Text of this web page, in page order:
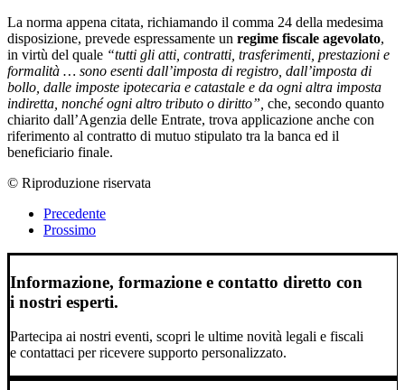
La norma appena citata, richiamando il comma 24 della medesima
disposizione, prevede espressamente un regime fiscale agevolato,
in virtù del quale “tutti gli atti, contratti, trasferimenti, prestazioni e
formalità … sono esenti dall’imposta di registro, dall’imposta di
bollo, dalle imposte ipotecaria e catastale e da ogni altra imposta
indiretta, nonché ogni altro tributo o diritto”, che, secondo quanto
chiarito dall’Agenzia delle Entrate, trova applicazione anche con
riferimento al contratto di mutuo stipulato tra la banca ed il
beneficiario finale.
© Riproduzione riservata
Precedente
Prossimo
Informazione, formazione e contatto diretto con
i nostri esperti.
Partecipa ai nostri eventi, scopri le ultime novità legali e fiscali
e contattaci per ricevere supporto personalizzato.